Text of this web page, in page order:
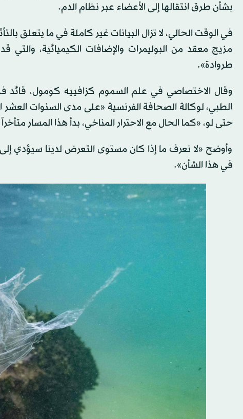
بشأن طرق انتقالها إلى الأعضاء عبر نظام الدم.
في الوقت الحالي، لا تزال البيانات غير كاملة في ما يتعلق
مزيج معقد من البوليمرات والإضافات الكيميائية،
طروادة».
وقال الاختصاصي في علم السموم كزافييه كومول،
الطبي، لوكالة الصحافة الفرنسية «على مدى السنوات العشر
حتى لو، «كما الحال مع الاحترار المناخي، بدأ هذا المسار
وأوضح «لا نعرف ما إذا كان مستوى التعرض لدينا سيؤدي
في هذا الشأن».